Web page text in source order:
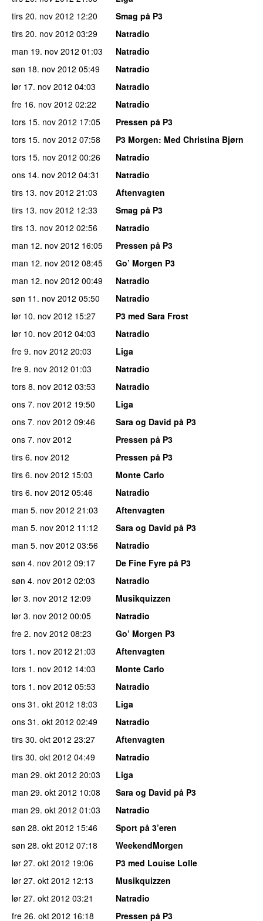
tirs 20. nov 2012 12:20
Smag på P3
tirs 20. nov 2012 03:29
Natradio
man 19. nov 2012 01:03
Natradio
søn 18. nov 2012 05:49
Natradio
lør 17. nov 2012 04:03
Natradio
fre 16. nov 2012 02:22
Natradio
tors 15. nov 2012 17:05
Pressen på P3
tors 15. nov 2012 07:58 P3 Morgen: Med Christina Bjørn
tors 15. nov 2012 00:26
Natradio
ons 14. nov 2012 04:31
Natradio
tirs 13. nov 2012 21:03
Aftenvagten
tirs 13. nov 2012 12:33
Smag på P3
tirs 13. nov 2012 02:56
Natradio
man 12. nov 2012 16:05
Pressen på P3
man 12. nov 2012 08:45
Go’ Morgen P3
man 12. nov 2012 00:49
Natradio
søn 11. nov 2012 05:50
Natradio
lør 10. nov 2012 15:27
P3 med Sara Frost
lør 10. nov 2012 04:03
Natradio
fre 9. nov 2012 20:03
Liga
fre 9. nov 2012 01:03
Natradio
tors 8. nov 2012 03:53
Natradio
ons 7. nov 2012 19:50
Liga
ons 7. nov 2012 09:46
Sara og David på P3
ons 7. nov 2012
Pressen på P3
tirs 6. nov 2012
Pressen på P3
tirs 6. nov 2012 15:03
Monte Carlo
tirs 6. nov 2012 05:46
Natradio
man 5. nov 2012 21:03
Aftenvagten
man 5. nov 2012 11:12
Sara og David på P3
man 5. nov 2012 03:56
Natradio
søn 4. nov 2012 09:17
De Fine Fyre på P3
søn 4. nov 2012 02:03
Natradio
lør 3. nov 2012 12:09
Musikquizzen
lør 3. nov 2012 00:05
Natradio
fre 2. nov 2012 08:23
Go’ Morgen P3
tors 1. nov 2012 21:03
Aftenvagten
tors 1. nov 2012 14:03
Monte Carlo
tors 1. nov 2012 05:53
Natradio
ons 31. okt 2012 18:03
Liga
ons 31. okt 2012 02:49
Natradio
tirs 30. okt 2012 23:27
Aftenvagten
tirs 30. okt 2012 04:49
Natradio
man 29. okt 2012 20:03
Liga
man 29. okt 2012 10:08
Sara og David på P3
man 29. okt 2012 01:03
Natradio
søn 28. okt 2012 15:46
Sport på 3’eren
søn 28. okt 2012 07:18
WeekendMorgen
lør 27. okt 2012 19:06
P3 med Louise Lolle
lør 27. okt 2012 12:13
Musikquizzen
lør 27. okt 2012 03:21
Natradio
fre 26. okt 2012 16:18
Pressen på P3